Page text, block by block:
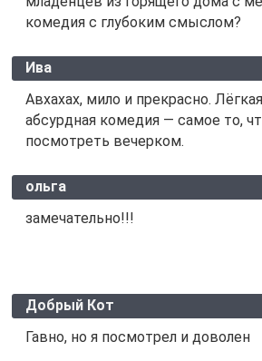
комедия с глубоким смыслом?
Ива
Авхахах, мило и прекрасно.
абсурдная комедия — самое то,
посмотреть вечерком.
ольга
замечательно!!!
Добрый Кот
Гавно, но я посмотрел и доволен